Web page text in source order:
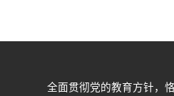
全面贯彻党的教育方针，